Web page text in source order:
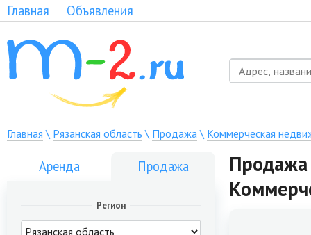
Главная Объявления
Главная \ Рязанская область \ Продажа\ Коммерческая
Аренда Продажа
Регион
Продажа